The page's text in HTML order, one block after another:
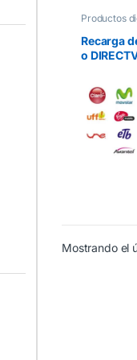
Productos
Recarga
o
Mostrando el